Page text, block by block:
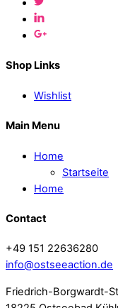
Shop Links
Wishlist
Main Menu
Home
Startseite
Home
Contact
+49 151 22636280
info@ostseeaction.de
Friedrich-Borgwardt-